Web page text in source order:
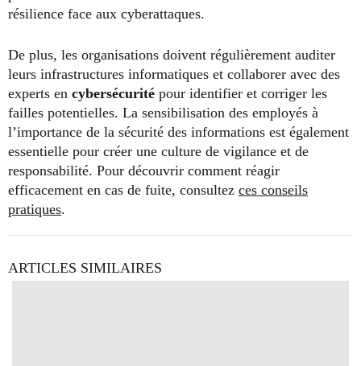
résilience face aux cyberattaques.
De plus, les organisations doivent régulièrement auditer
leurs infrastructures informatiques et collaborer avec des
experts en cybersécurité pour identifier et corriger les
failles potentielles. La sensibilisation des employés à
l’importance de la sécurité des informations est également
essentielle pour créer une culture de vigilance et de
responsabilité. Pour découvrir comment réagir
efficacement en cas de fuite, consultez ces conseils
pratiques.
ARTICLES SIMILAIRES